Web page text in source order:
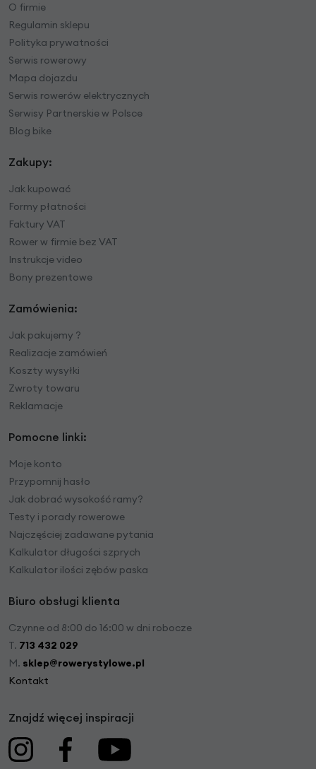
O firmie
Regulamin sklepu
Polityka prywatności
Serwis rowerowy
Mapa dojazdu
Serwis rowerów elektrycznych
Serwisy Partnerskie w Polsce
Blog bike
Zakupy:
Jak kupować
Formy płatności
Faktury VAT
Rower w firmie bez VAT
Instrukcje video
Bony prezentowe
Zamówienia:
Jak pakujemy ?
Realizacje zamówień
Koszty wysyłki
Zwroty towaru
Reklamacje
Pomocne linki:
Moje konto
Przypomnij hasło
Jak dobrać wysokość ramy?
Testy i porady rowerowe
Najczęściej zadawane pytania
Kalkulator długości szprych
Kalkulator ilości zębów paska
Biuro obsługi klienta
Czynne od 8:00 do 16:00 w dni robocze
T. 713 432 029
M. sklep@rowerystylowe.pl
Kontakt
Znajdź więcej inspiracji